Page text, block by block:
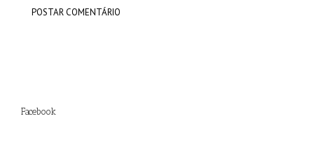
Facebook